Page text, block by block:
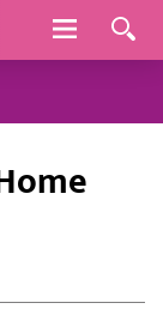
Navigace